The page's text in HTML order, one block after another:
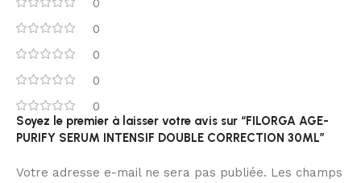
0
0
0
0
0
Soyez le premier à laisser votre avis sur “FILORGA AGE-
PURIFY SERUM INTENSIF DOUBLE CORRECTION 30ML”
Votre adresse e-mail ne sera pas publiée. Les champs